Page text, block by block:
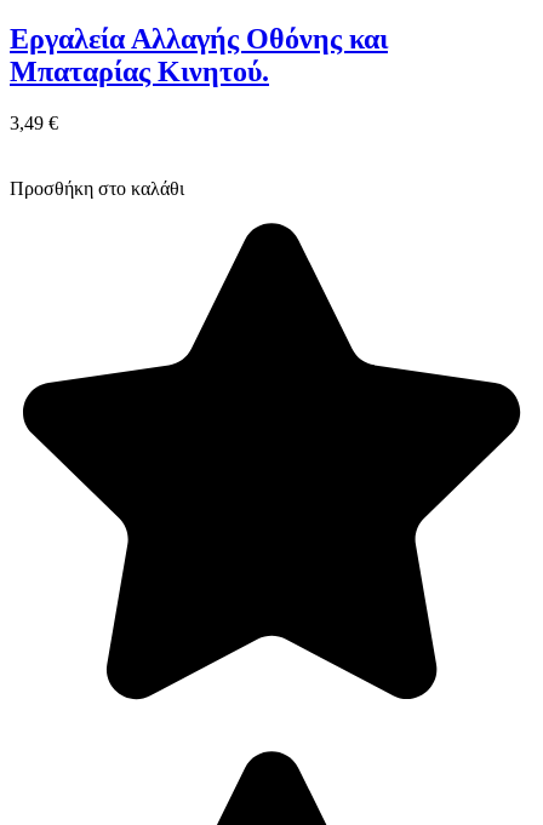
Εργαλεία Αλλαγής Οθόνης και
Μπαταρίας Κινητού.
3,49 €
Προσθήκη στο καλάθι